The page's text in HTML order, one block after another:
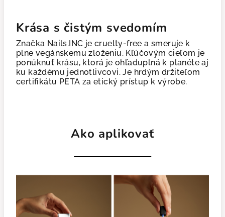
Krása s čistým svedomím
Značka Nails.INC je cruelty-free a smeruje k
plne vegánskemu zloženiu. Kľúčovým cieľom je
ponúknuť krásu, ktorá je ohľaduplná k planéte aj
ku každému jednotlivcovi. Je hrdým držiteľom
certifikátu PETA za etický prístup k výrobe.
Ako aplikovať